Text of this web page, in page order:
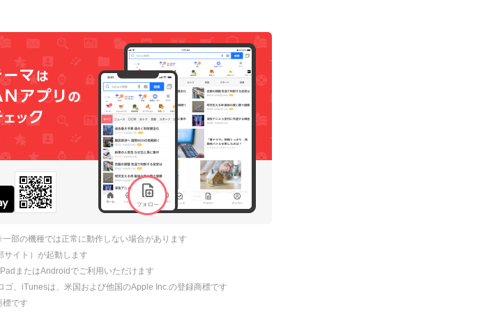
部の機種では正常に動作しない場合があります
サイト）が起動します
またはAndroidでご利用いただけます
、iTunesは、米国および他国のApple Inc.の登録商標です
です